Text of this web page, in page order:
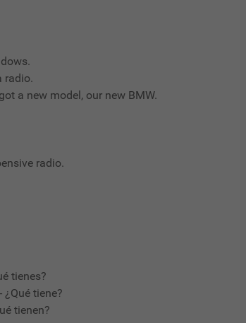
radio.
a new model, our new BMW.
radio.
tienes?
tiene?
tienen?